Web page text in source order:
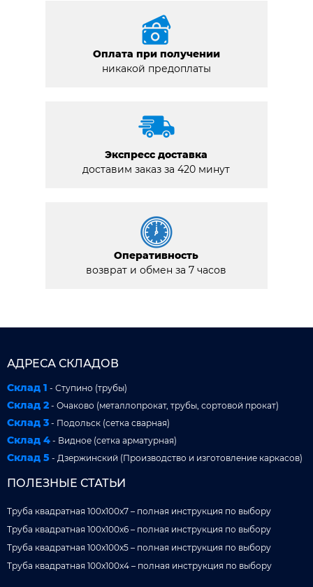
Оплата при получении
никакой предоплаты
Экспресс доставка
доставим заказ за 420 минут
Оперативность
возврат и обмен за 7 часов
АДРЕСА СКЛАДОВ
Склад 1 - Ступино (трубы)
Склад 2 - Очаково (металлопрокат, трубы, сортовой прокат)
Склад 3 - Подольск (сетка сварная)
Склад 4 - Видное (сетка арматурная)
Склад 5 - Дзержинский (Производство и изготовление каркасов)
ПОЛЕЗНЫЕ СТАТЬИ
Труба квадратная 100x100x7 – полная инструкция по выбору
Труба квадратная 100x100x6 – полная инструкция по выбору
Труба квадратная 100x100x5 – полная инструкция по выбору
Труба квадратная 100x100x4 – полная инструкция по выбору